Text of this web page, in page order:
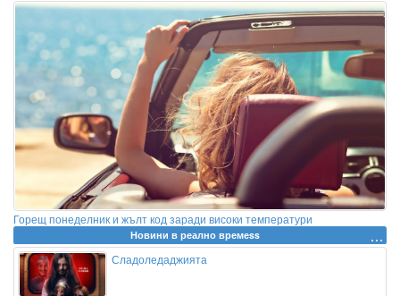
Горещ понеделник и жълт код заради високи температури
Новини в реално времеss
Сладоледаджията